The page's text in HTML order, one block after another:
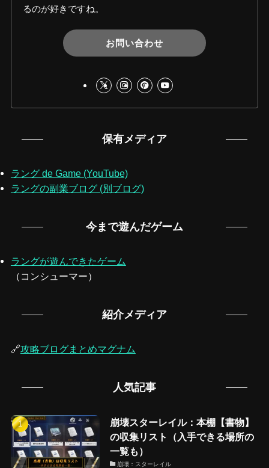
るのが好きですね。
お問い合わせ
保有メディア
ラング de Game (YouTube)
ラングの副業ブログ (別ブログ)
今まで遊んだゲーム
ラングが遊んできたゲーム
（コンシューマー）
紹介メディア
🔗攻略ブログまとめマグナム
人気記事
崩壊スターレイル：本棚【書物】
の収集リスト（入手できる場所の
一覧も）
崩壊：スターレイル